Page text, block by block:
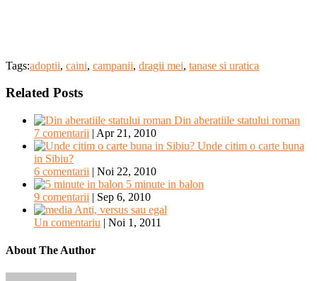
Tags:adoptii, caini, campanii, dragii mei, tanase si uratica
Related Posts
Din aberatiile statului roman
7 comentarii | Apr 21, 2010
Unde citim o carte buna
in Sibiu?
6 comentarii | Noi 22, 2010
5 minute in balon
9 comentarii | Sep 6, 2010
Anti, versus sau egal
Un comentariu | Noi 1, 2011
About The Author